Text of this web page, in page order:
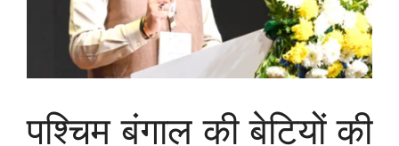
पश्चिम बंगाल की बेटियों की